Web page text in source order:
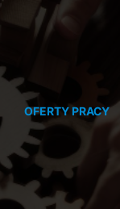
OFERTY PRACY